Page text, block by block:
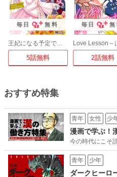
毎日 無料
王妃になる予定でしたが、偽聖女の汚名を着せられたので逃亡したら、皇太子に溺愛されました。そちらもどうぞお幸せに。(コミック)
5話無料
毎日 無
2話無料
おすすめ特集
青年 女性 少
漫画で学ぶ！
今の時代にこそ
青年 少年
ダークヒーロ